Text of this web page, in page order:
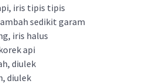
iris tipis tipis
sedikit garam
iris halus
api
diulek
diulek